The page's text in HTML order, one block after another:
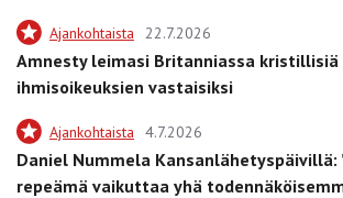
Ajankohtaista 22.7.2026
Amnesty leimasi Britanniassa
ihmisoikeuksien vastaisiksi
Ajankohtaista 4.7.2026
Daniel Nummela Kansanlähetyspäivillä:
repeämä vaikuttaa yhä